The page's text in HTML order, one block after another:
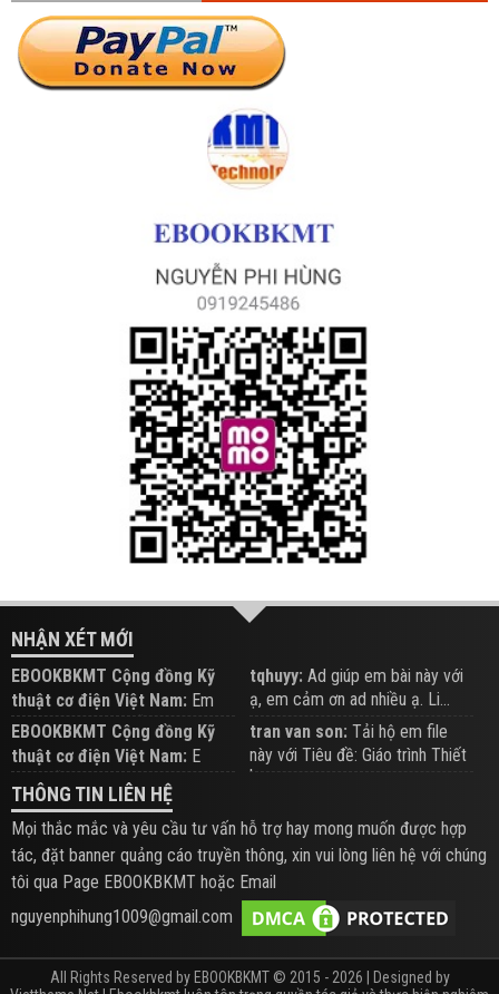
NHẬN XÉT MỚI
EBOOKBKMT Cộng đồng Kỹ
thuật cơ điện Việt Nam: Em
đăng trên Group hỗ trợ nhé
tqhuyy: Ad giúp em bài này với
ạ, em cảm ơn ad nhiều ạ. Li...
EBOOKBKMT Cộng đồng Kỹ
thuật cơ điện Việt Nam: E
xem hỗ trợ trên Group
tran van son: Tải hộ em file
này với Tiêu đề: Giáo trình Thiết
b...
THÔNG TIN LIÊN HỆ
Mọi thắc mắc và yêu cầu tư vấn hỗ trợ hay mong muốn được hợp
tác, đặt banner quảng cáo truyền thông, xin vui lòng liên hệ với chúng
tôi qua Page EBOOKBKMT hoặc Email
nguyenphihung1009@gmail.com
All Rights Reserved by EBOOKBKMT © 2015 - 2026 | Designed by